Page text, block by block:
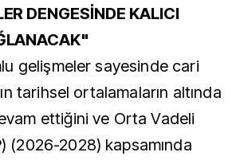
DENGESİNDE KALICI
gelişmeler sayesinde cari
tarihsel ortalamaların altında
ettiğini ve Orta Vadeli
(2026-2028) kapsamında